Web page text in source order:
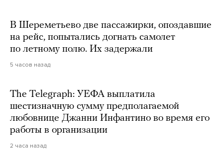
В Шереметьево две пассажирки, опоздавшие
на рейс, попытались догнать самолет
по летному полю. Их задержали
5 часов назад
The Telegraph: УЕФА выплатила
шестизначную сумму предполагаемой
любовнице Джанни Инфантино во время его
работы в организации
2 часа назад